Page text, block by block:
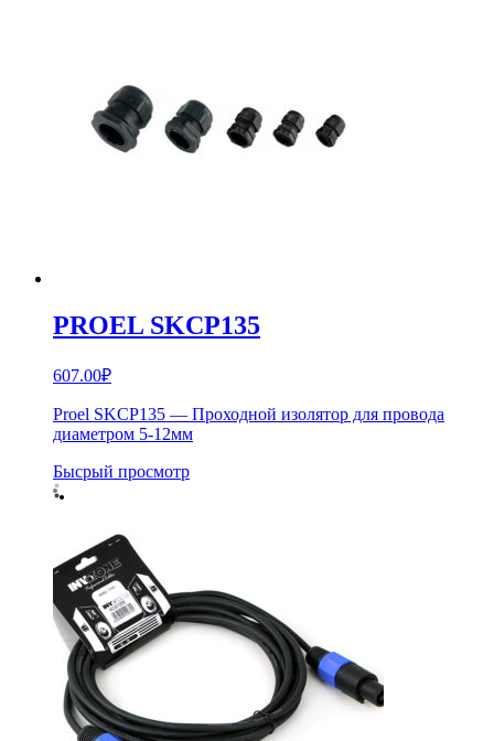
PROEL SKCP135
607.00₽
Proel SKCP135 — Проходной изолятор для провода
диаметром 5-12мм
Бысрый просмотр